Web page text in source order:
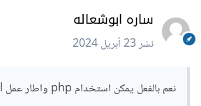
ساره ابوشعاله
نشر23 أبريل 2024